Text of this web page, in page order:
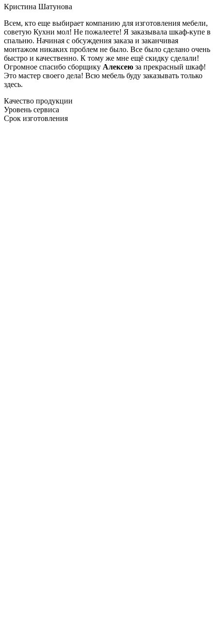
Кристина Шатунова
Всем, кто еще выбирает компанию для изготовления мебели,
советую Кухни мол! Не пожалеете! Я заказывала шкаф-купе в
спальню. Начиная с обсуждения заказа и заканчивая
монтажом никаких проблем не было. Все было сделано очень
быстро и качественно. К тому же мне ещё скидку сделали!
Огромное спасибо сборщику Алексею за прекрасный шкаф!
Это мастер своего дела! Всю мебель буду заказывать только
здесь.
Качество продукции
Уровень сервиса
Срок изготовления